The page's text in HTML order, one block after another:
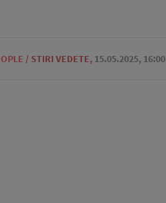
/ STIRI VEDETE, 15.05.2025, 16:00